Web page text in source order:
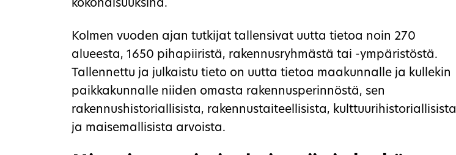
kokonaisuuksina.
Kolmen vuoden ajan tutkijat tallensivat uutta tietoa noin 270
alueesta, 1650 pihapiiristä, rakennusryhmästä tai -ympäristöstä.
Tallennettu ja julkaistu tieto on uutta tietoa maakunnalle ja kullekin
paikkakunnalle niiden omasta rakennusperinnöstä, sen
rakennushistoriallisista, rakennustaiteellisista, kulttuurihistoriallisista
ja maisemallisista arvoista.